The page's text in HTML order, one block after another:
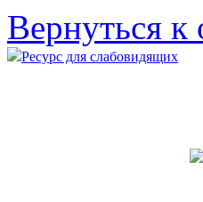
Вернуться
Ресурс для слабовидящих